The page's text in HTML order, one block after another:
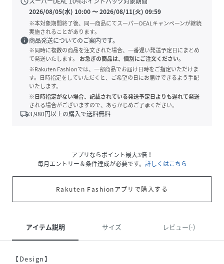
2026/08/05(水) 10:00〜2026/08/11(火) 09:59
※本対象期間終了後、同一商品にてスーパーDEALキャンペーンが継続
実施されることがあります。
info商品発送についてのご案内です。
※同時に複数の商品を注文された場合、一番遅い発送予定日にまとめ
て発送いたします。
お急ぎの商品は、個別にご注文ください。
※Rakuten Fashionでは、一部商品でお届け日時をご指定いただけま
す。日時指定をしていただくと、ご希望の日にお届けできるよう手配
いたします。
※日時指定がない場合、記載されている発送予定日よりも遅れて発送
される場合がございますので、あらかじめご了承ください。
local_shipping3,980円以上の購入で送料無料
アプリならポイント最大3倍！
毎月エントリー＆条件達成が必要です。 詳しくはこちら
Rakuten Fashionアプリで購入する
アイテム説明 サイズ レビュー(-)
【Design】